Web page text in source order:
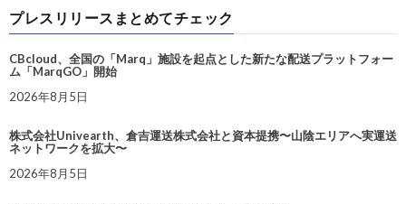
プレスリリースまとめてチェック
CBcloud、全国の「Marq」施設を起点とした新たな配送プラットフォー
ム「MarqGO」開始
2026年8月5日
株式会社Univearth、倉吉運送株式会社と資本提携〜山陰エリアへ実運送
ネットワークを拡大〜
2026年8月5日